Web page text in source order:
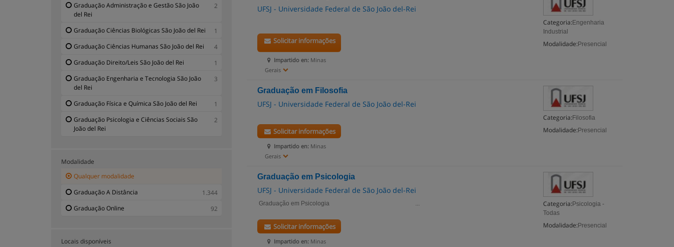
UFSJ - Universidade Federal de São João del-Rei
Categoria: Engenharia
Industrial
Modalidade: Presencial
Impartido en: Minas
Gerais
Solicitar informações
Graduação em Filosofia
UFSJ - Universidade Federal de São João del-Rei
Categoria: Filosofia
Modalidade: Presencial
Impartido en: Minas
Gerais
Solicitar informações
Graduação em Psicologia
UFSJ - Universidade Federal de São João del-Rei
Categoria: Psicologia -
Todas
Modalidade: Presencial
Graduação em Psicologia ...
Impartido en: Minas
Solicitar informações
Graduação Administração e Gestão São João
del Rei
2
Graduação Ciências Biológicas São João del Rei
1
Graduação Ciências Humanas São João del Rei
4
Graduação Direito/Leis São João del Rei
1
Graduação Engenharia e Tecnologia São João
del Rei
3
Graduação Física e Química São João del Rei
1
Graduação Psicologia e Ciências Sociais São
João del Rei
2
Modalidade
Qualquer modalidade
Graduação A Distância
1.344
Graduação Online
92
Locais disponíveis